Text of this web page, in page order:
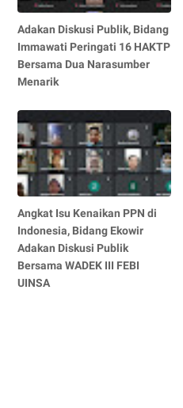
Adakan Diskusi Publik, Bidang
Immawati Peringati 16 HAKTP
Bersama Dua Narasumber
Menarik
Angkat Isu Kenaikan PPN di
Indonesia, Bidang Ekowir
Adakan Diskusi Publik
Bersama WADEK III FEBI
UINSA